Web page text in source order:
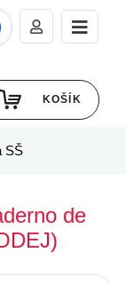
KOŠÍK
SŠ
de